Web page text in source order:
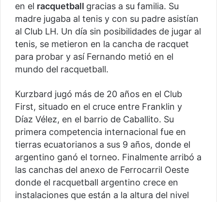
en el racquetball gracias a su familia. Su
madre jugaba al tenis y con su padre asistían
al Club LH. Un día sin posibilidades de jugar al
tenis, se metieron en la cancha de racquet
para probar y así Fernando metió en el
mundo del racquetball.
Kurzbard jugó más de 20 años en el Club
First, situado en el cruce entre Franklin y
Díaz Vélez, en el barrio de Caballito. Su
primera competencia internacional fue en
tierras ecuatorianos a sus 9 años, donde el
argentino ganó el torneo. Finalmente arribó a
las canchas del anexo de Ferrocarril Oeste
donde el racquetball argentino crece en
instalaciones que están a la altura del nivel